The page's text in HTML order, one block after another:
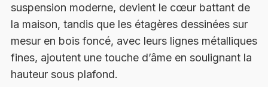
suspension moderne, devient le cœur battant de
la maison, tandis que les étagères dessinées sur
mesur en bois foncé, avec leurs lignes métalliques
fines, ajoutent une touche d’âme en soulignant la
hauteur sous plafond.